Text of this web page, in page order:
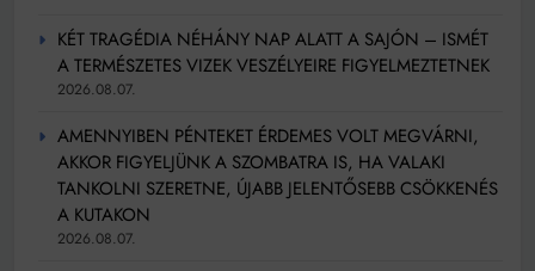
KÉT TRAGÉDIA NÉHÁNY NAP ALATT A SAJÓN – ISMÉT
A TERMÉSZETES VIZEK VESZÉLYEIRE FIGYELMEZTETNEK
2026.08.07.
AMENNYIBEN PÉNTEKET ÉRDEMES VOLT MEGVÁRNI,
AKKOR FIGYELJÜNK A SZOMBATRA IS, HA VALAKI
TANKOLNI SZERETNE, ÚJABB JELENTŐSEBB CSÖKKENÉS
A KUTAKON
2026.08.07.